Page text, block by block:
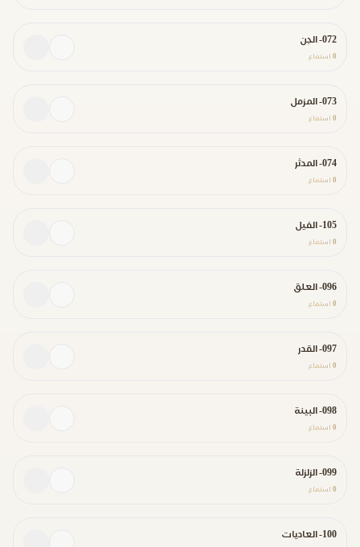
072- الجن
0 استماع
073- المزمل
0 استماع
074- المدثر
0 استماع
105- الفيل
0 استماع
096- العلق
0 استماع
097- القدر
0 استماع
098- البينة
0 استماع
099- الزلزلة
0 استماع
100- العاديات